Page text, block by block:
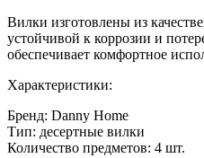
Вилки изготовлены из
устойчивой к коррозии и
обеспечивает комфортное
Характеристики:
Бренд: Danny Home
Тип: десертные вилки
Количество предметов: 4 шт.